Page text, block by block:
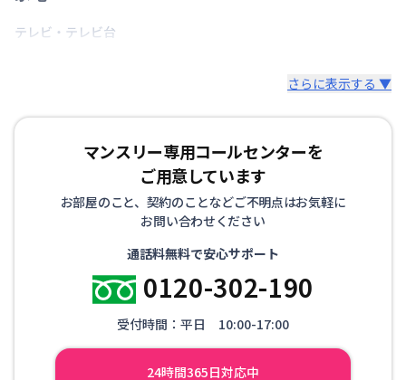
テレビ・テレビ台
さらに表示する ▼
マンスリー専用コールセンターを
ご用意しています
お部屋のこと、契約のことなどご不明点はお気軽に
お問い合わせください
通話料無料で安心サポート
0120-302-190
受付時間：平日 10:00-17:00
24時間365日対応中